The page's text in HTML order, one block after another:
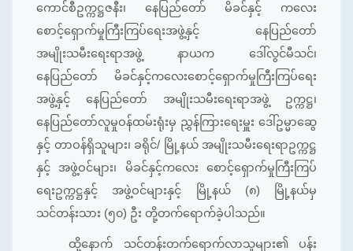
ကောင်စီဥက္ကဋ္ဌဇနီး၊ နေပြည်တော် မိခင်နှင့် ကလေး
စောင့်ရှောက်မှုကြီးကြပ်ရေးအဖွဲ့နှင့် နေပြည်တော်
အမျိုးသမီးရေးရာအဖွဲ့ နာယက ဒေါ်လွင်မီသင်၊
နေပြည်တော် မိခင်နှင့်ကလေးစောင့်ရှောက်မှုကြီးကြပ်ရေး
အဖွဲ့နှင့် နေပြည်တော် အမျိုးသမီးရေးရာအဖွဲ့ ဥက္ကဋ္ဌ၊
နေပြည်တော်လူမှုဝန်ထမ်းရုံးမှ ညွှန်ကြားရေးမှူး ဒေါ်ဥမ္မာဆွေ
နှင့် တာဝန်ရှိသူများ၊ ခရိုင်/ မြို့နယ် အမျိုးသမီးရေးရာဥက္ကဋ္ဌ
နှင့် အဖွဲ့ဝင်များ၊ မိခင်နှင့်ကလေး စောင့်ရှောက်မှုကြီးကြပ်
ရေးဥက္ကဋ္ဌနှင့် အဖွဲ့ဝင်များနှင့် မြို့နယ် (၈) မြို့နယ်မှ
သင်တန်းသား (၅၀) ဦး တို့တက်ရောက်ခဲ့ပါသည်။
ထို့နောက် သင်တန်းတက်ရောက်လာသူများ၏ ပန်း